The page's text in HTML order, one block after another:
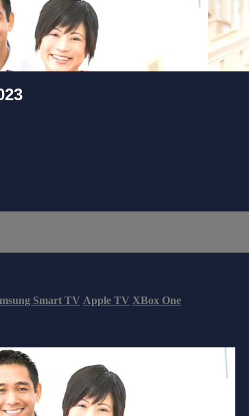
Smart TV Apple TV XBox One